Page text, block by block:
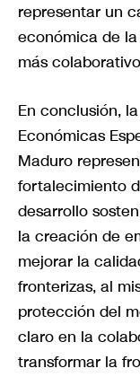
representar un
económica de
más
En conclusión,
Económicas
Maduro
fortalecimiento
desarrollo
la creación de
mejorar la
fronterizas, al
protección del
claro en la
transformar la